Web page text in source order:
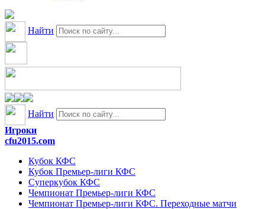
Найти
Найти
Игроки
cfu2015.com
Кубок КФС
Кубок Премьер-лиги КФС
Суперкубок КФС
Чемпионат Премьер-лиги КФС
Чемпионат Премьер-лиги КФС. Переходные матчи